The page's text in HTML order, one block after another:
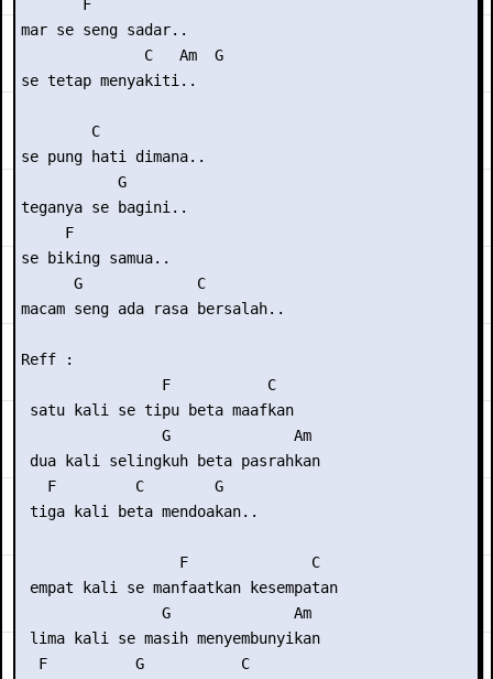
       F
mar se seng sadar..
              C   Am  G
se tetap menyakiti..
        C
se pung hati dimana..
           G
teganya se bagini..
     F
se biking samua..
      G             C
macam seng ada rasa bersalah..
Reff :
                F           C
satu kali se tipu beta maafkan
                G              Am
dua kali selingkuh beta pasrahkan
   F         C        G
tiga kali beta mendoakan..
                  F              C
empat kali se manfaatkan kesempatan
                G              Am
lima kali se masih menyembunyikan
  F          G           C